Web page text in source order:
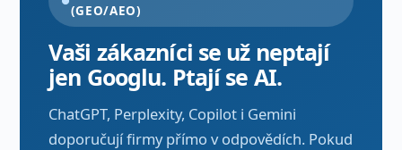
(GEO/AEO)
Vaši zákazníci se už neptají
jen Googlu. Ptají se AI.
ChatGPT, Perplexity, Copilot i Gemini
doporučují firmy přímo v odpovědích. Pokud